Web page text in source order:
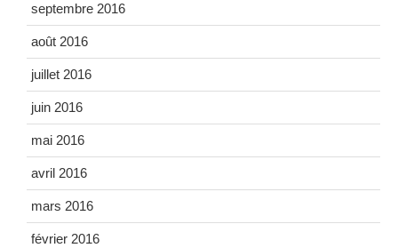
septembre 2016
août 2016
juillet 2016
juin 2016
mai 2016
avril 2016
mars 2016
février 2016